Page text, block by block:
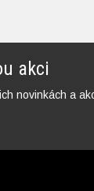
akci
novinkách a